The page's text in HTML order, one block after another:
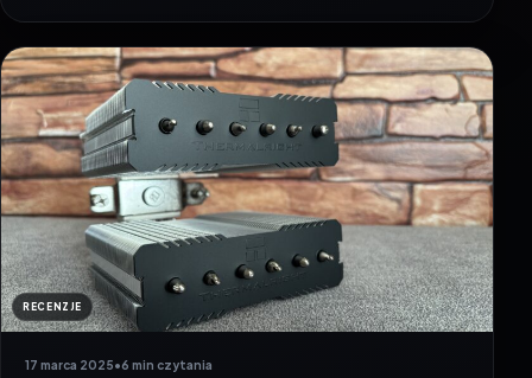
RECENZJE
17 marca 2025•6 min czytania